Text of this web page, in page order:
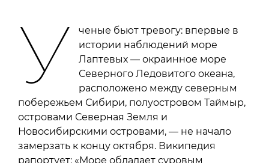
У
ченые бьют тревогу: впервые в
истории наблюдений море
Лаптевых — окраинное море
Северного Ледовитого океана,
расположено между северным
побережьем Сибири, полуостровом Таймыр,
островами Северная Земля и
Новосибирскими островами, — не начало
замерзать к концу октября. Википедия
рапортует: «Море обладает суровым